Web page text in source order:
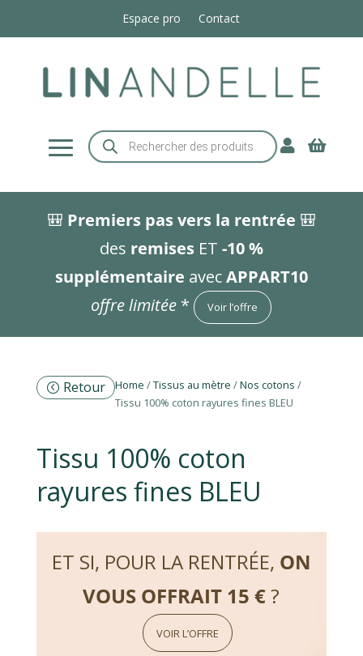
Espace pro Contact
Recherche
de
produits
 
🎒 Premiers pas vers la rentrée 🎒
des remisesET -10 %
supplémentaire avecAPPART10
offre limitée * Voir l’offre
Retour Home /Tissus au mètre /Nos cotons /
Tissu 100% coton rayures fines BLEU
Tissu 100% coton
rayures fines BLEU
ET SI, POUR LA RENTRÉE, ON
VOUS OFFRAIT 15 €?
VOIR L’OFFRE